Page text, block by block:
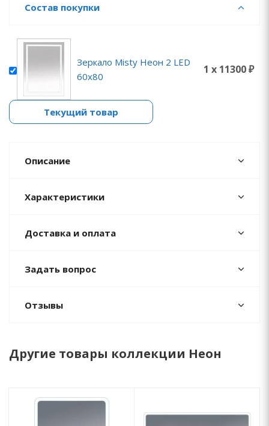
Состав покупки
Зеркало Misty Неон 2 LED
60x80
1 x 11300 ₽
Текущий товар
Описание
Характеристики
Доставка и оплата
Задать вопрос
Отзывы
Другие товары коллекции Неон